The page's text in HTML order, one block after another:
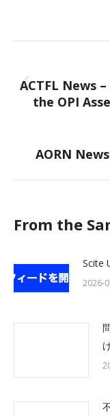
ACTFL News
the OPI
AORN
From the
Scite
2026-